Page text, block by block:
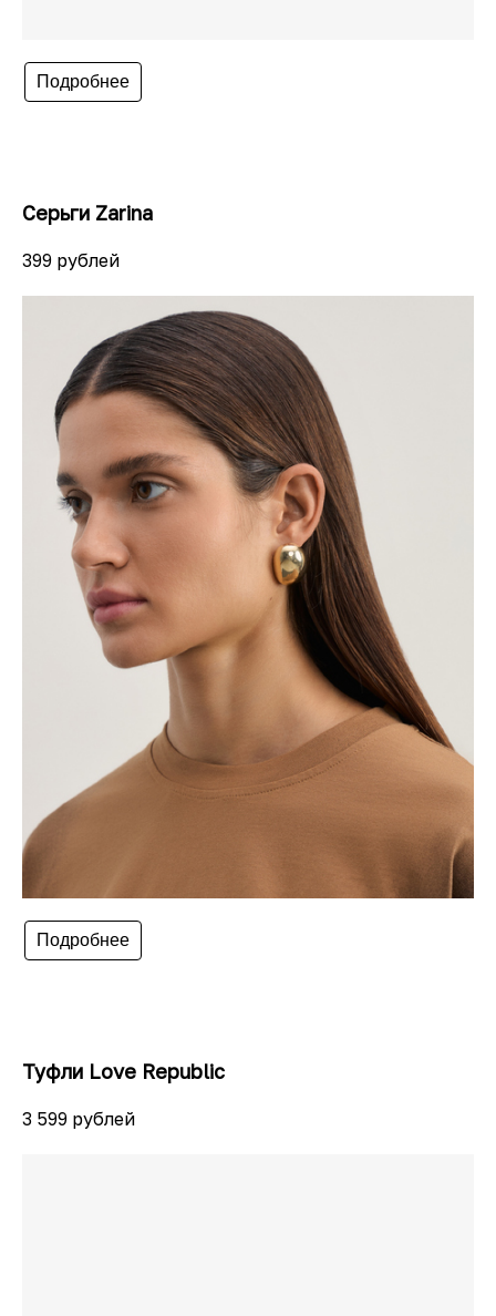
Подробнее
Серьги Zarina
399 рублей
Подробнее
Туфли Love Republic
3 599 рублей